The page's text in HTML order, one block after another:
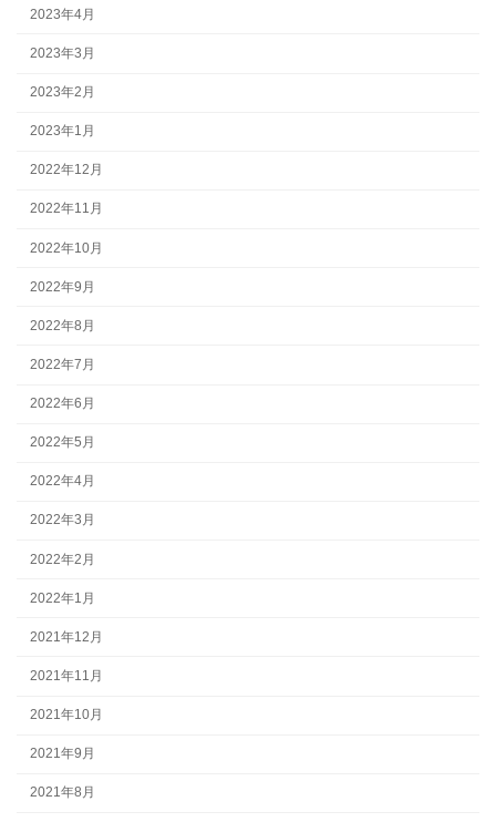
2023年4月
2023年3月
2023年2月
2023年1月
2022年12月
2022年11月
2022年10月
2022年9月
2022年8月
2022年7月
2022年6月
2022年5月
2022年4月
2022年3月
2022年2月
2022年1月
2021年12月
2021年11月
2021年10月
2021年9月
2021年8月